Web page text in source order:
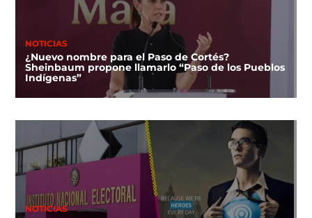
NOTICIAS
¿Nuevo nombre para el Paso de Cortés?
Sheinbaum propone llamarlo “Paso de los Pueblos
Indígenas”
NOTICIAS